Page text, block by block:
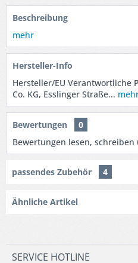
Beschreibung
mehr
Hersteller-Info
Hersteller/EU Verantwortliche
Co. KG, Esslinger Straße...
Bewertungen
0
Bewertungen lesen,
passendes Zubehör 4
Ähnliche Artikel
SERVICE HOTLINE